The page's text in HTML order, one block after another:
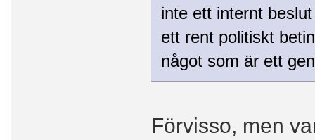
inte ett internt
ett rent politiskt
något som är ett
Förvisso, men